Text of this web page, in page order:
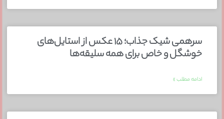
سرهمی شیک جذاب؛ ۱۵ عکس از استایل‌های
خوشگل و خاص برای همه سلیقه‌ها
ادامه مطلب »